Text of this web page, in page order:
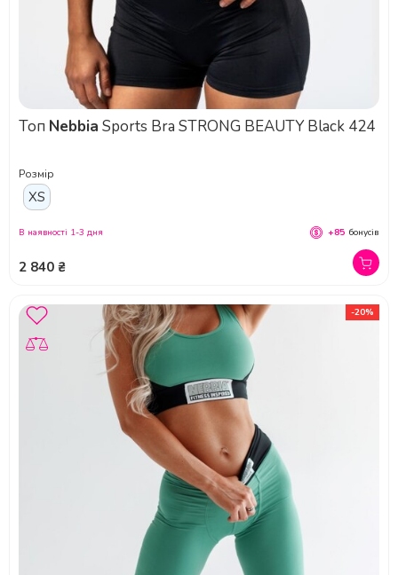
Топ Nebbia Sports Bra STRONG BEAUTY Black 424
Розмір
XS
2 840 ₴
В наявності 1-3 дня +85 бонусів
-20%